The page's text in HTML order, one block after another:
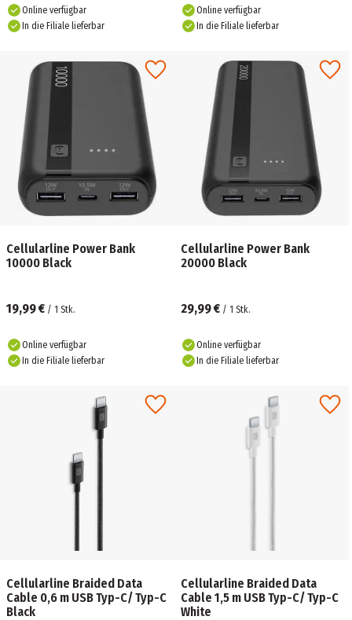
Online verfügbar
In die Filiale lieferbar
Online verfügbar
In die Filiale lieferbar
Cellularline Power Bank
10000 Black
19,99 € / 1 Stk.
Online verfügbar
In die Filiale lieferbar
Cellularline Power Bank
20000 Black
29,99 € / 1 Stk.
Online verfügbar
In die Filiale lieferbar
Cellularline Braided Data
Cable 0,6 m USB Typ-C/ Typ-C
Black
Cellularline Braided Data
Cable 1,5 m USB Typ-C/ Typ-C
White